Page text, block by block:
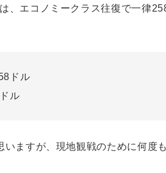
、エコノミークラス往復で一律
ドル
ル
ますが、現地観戦のために何度